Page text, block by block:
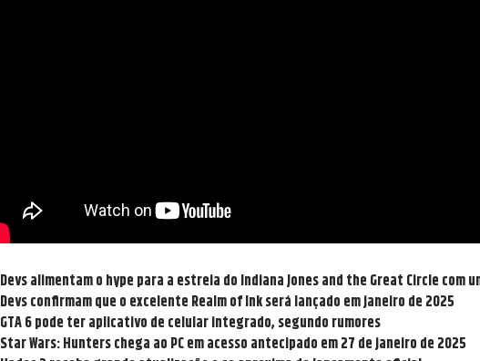
Devs alimentam o hype para a estreia do Indiana Jones and the Great Circle com
Devs confirmam que o excelente Realm of Ink será lançado em janeiro de 2025
GTA 6 pode ter aplicativo de celular integrado, segundo rumores
Star Wars: Hunters chega ao PC em acesso antecipado em 27 de janeiro de 2025